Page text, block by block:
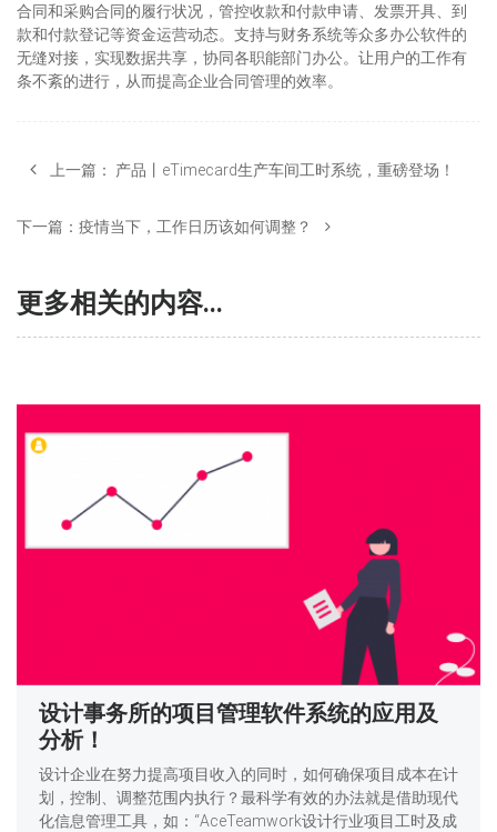
合同和采购合同的履行状况，管控收款和付款申请、发票开具、到
款和付款登记等资金运营动态。支持与财务系统等众多办公软件的
无缝对接，实现数据共享，协同各职能部门办公。让用户的工作有
条不紊的进行，从而提高企业合同管理的效率。
上一篇： 产品丨eTimecard生产车间工时系统，重磅登场！
下一篇： 疫情当下，工作日历该如何调整？
更多相关的内容...
设计事务所的项目管理软件系统的应用及
分析！
设计企业在努力提高项目收入的同时，如何确保项目成本在计
划，控制、调整范围内执行？最科学有效的办法就是借助现代
化信息管理工具，如：“AceTeamwork设计行业项目工时及成